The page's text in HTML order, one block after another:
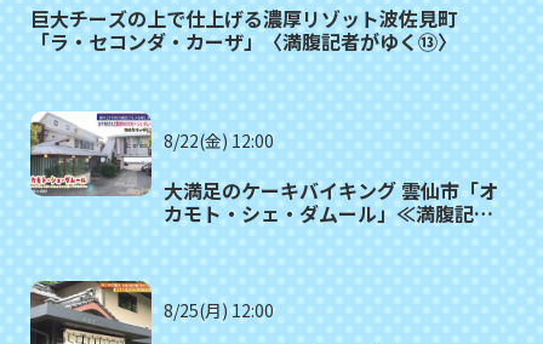
巨大チーズの上で仕上げる濃厚リゾット波佐見町
「ラ・セコンダ・カーザ」〈満腹記者がゆく⑬〉
8/22(金) 12:00
大満足のケーキバイキング 雲仙市「オ
カモト・シェ・ダムール」≪満腹記者
8/25(月) 12:00